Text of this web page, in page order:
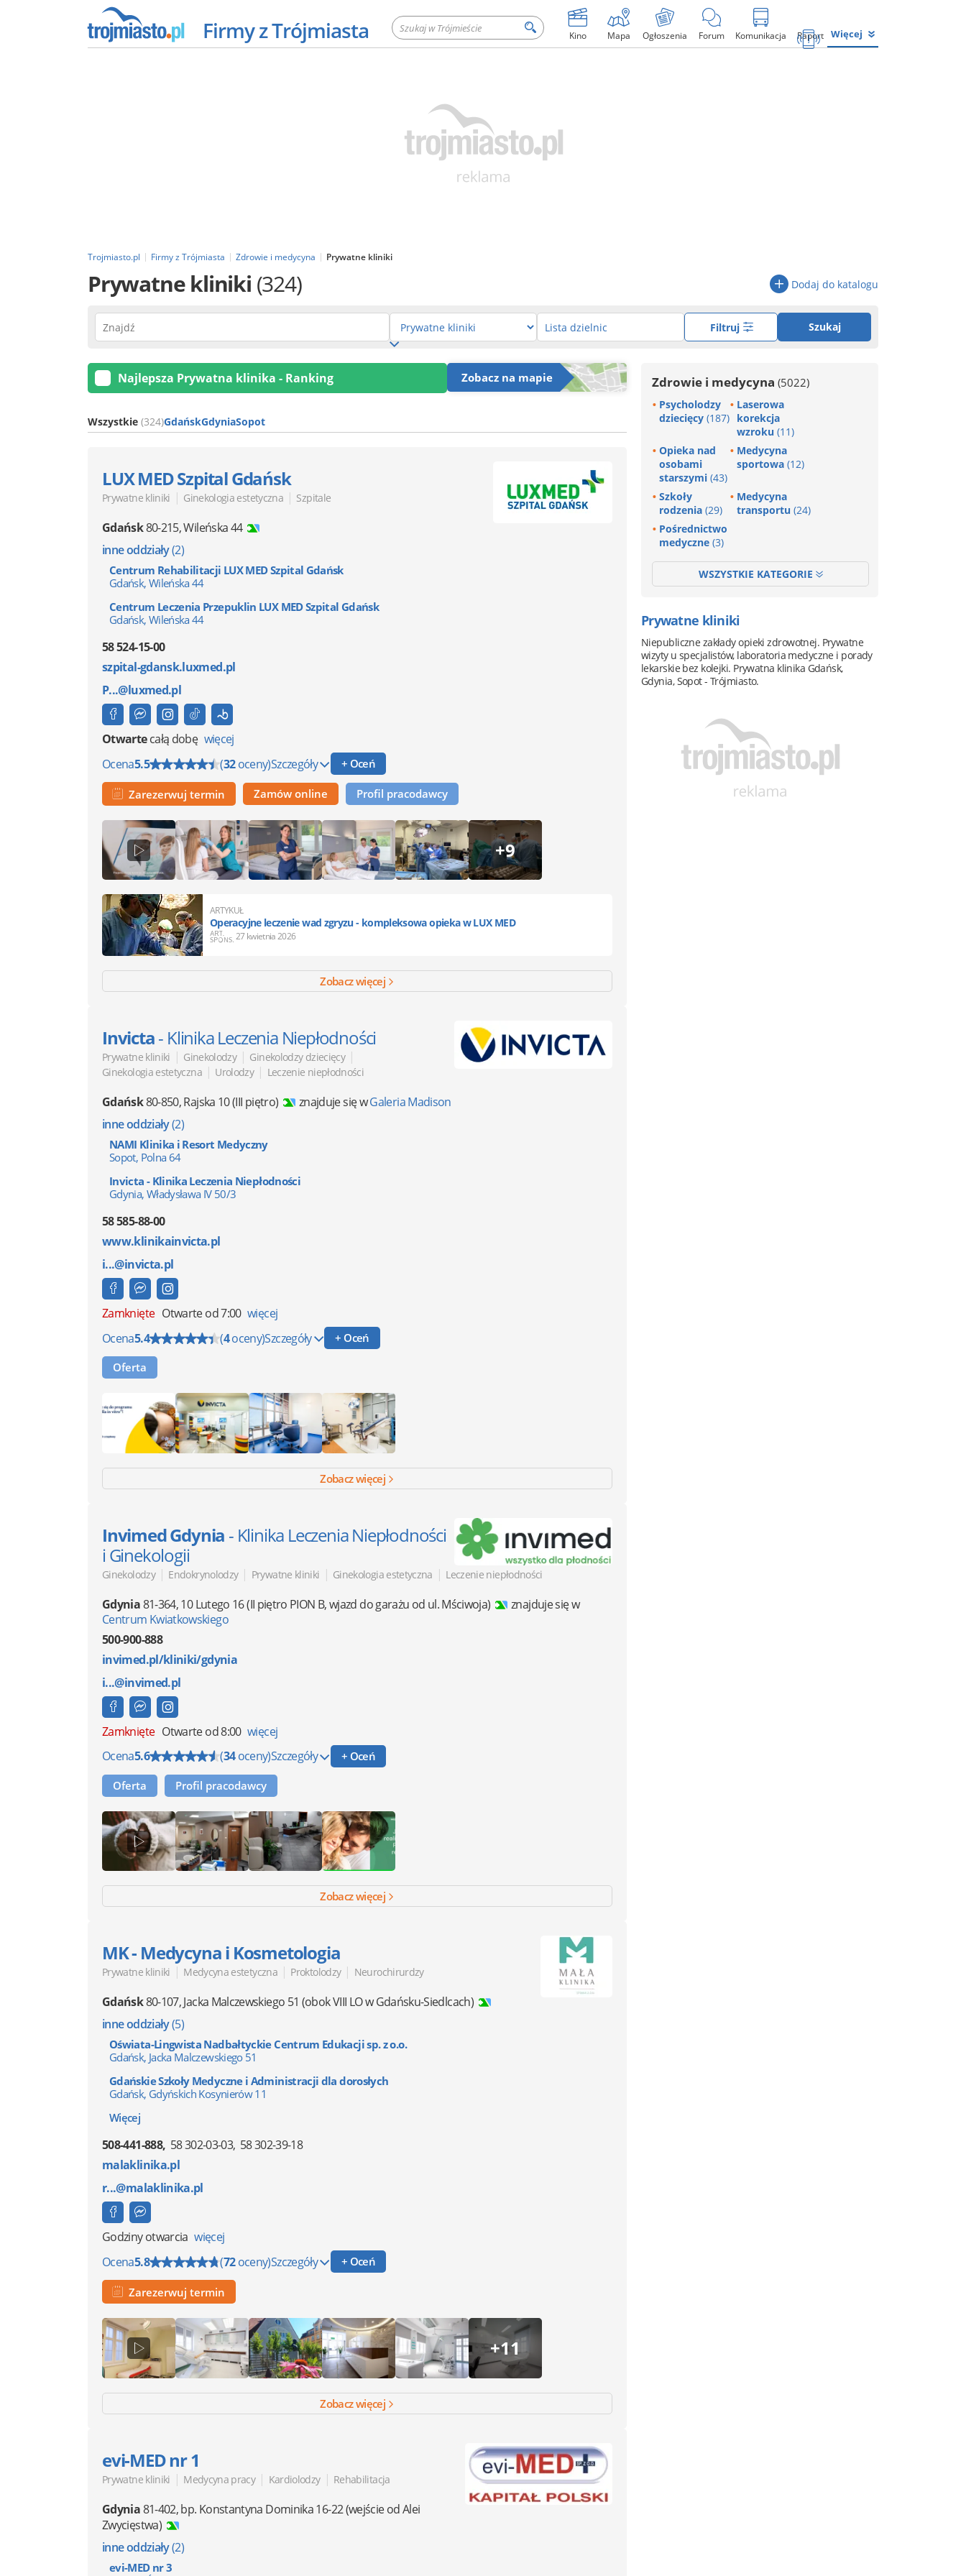
Firmy z Trójmiasta Kino Mapa Ogłoszenia Forum Komunikacja Raport Więcej
Trojmiasto.pl Firmy z Trójmiasta Zdrowie i medycyna Prywatne kliniki
Prywatne kliniki (324) Dodaj do katalogu
Filtruj Szukaj
Najlepsza Prywatna klinika - Ranking Zobacz na mapie
Wszystkie (324)GdańskGdyniaSopot
LUX MED Szpital Gdańsk
Prywatne kliniki | Ginekologia estetyczna | Szpitale
Gdańsk80-215,Wileńska 44
inne oddziały(2)
Centrum Rehabilitacji LUX MED Szpital Gdańsk
Gdańsk, Wileńska 44
Centrum Leczenia Przepuklin LUX MED Szpital Gdańsk
Gdańsk, Wileńska 44
58 524-15-00
szpital-gdansk.luxmed.pl
P...@luxmed.pl
Otwartecałą dobę więcej
Ocena5.5 (32oceny)Szczegóły + Oceń
Zarezerwuj termin Zamów online Profil pracodawcy
+9
ARTYKUŁ
Operacyjne leczenie wad zgryzu - kompleksowa opieka w LUX MED
27 kwietnia 2026
Zobacz więcej
Invicta- Klinika Leczenia Niepłodności
Prywatne kliniki | Ginekolodzy | Ginekolodzy dziecięcy |
Ginekologia estetyczna | Urolodzy | Leczenie niepłodności
Gdańsk80-850,Rajska 10(III piętro) znajduje się wGaleria Madison
inne oddziały(2)
NAMI Klinika i Resort Medyczny
Sopot, Polna 64
Invicta - Klinika Leczenia Niepłodności
Gdynia, Władysława IV 50/3
58 585-88-00
www.klinikainvicta.pl
i...@invicta.pl
Zamknięte Otwarte od 7:00 więcej
Ocena5.4 (4oceny)Szczegóły + Oceń
Oferta
Zobacz więcej
Invimed Gdynia - Klinika Leczenia Niepłodności
i Ginekologii
Ginekolodzy | Endokrynolodzy | Prywatne kliniki | Ginekologia estetyczna | Leczenie niepłodności
Gdynia81-364,10 Lutego 16(II piętro PION B, wjazd do garażu od ul. Mściwoja)
znajduje się w
Centrum Kwiatkowskiego
500-900-888
invimed.pl/kliniki/gdynia
i...@invimed.pl
Zamknięte Otwarte od 8:00 więcej
Ocena5.6 (34oceny)Szczegóły + Oceń
Oferta Profil pracodawcy
Zobacz więcej
MK - Medycyna i Kosmetologia
Prywatne kliniki | Medycyna estetyczna | Proktolodzy | Neurochirurdzy
Gdańsk80-107,Jacka Malczewskiego 51 (obok VIII LO w Gdańsku-Siedlcach)
inne oddziały(5)
Oświata-Lingwista Nadbałtyckie Centrum Edukacji sp. z o.o.
Gdańsk, Jacka Malczewskiego 51
Gdańskie Szkoły Medyczne i Administracji dla dorosłych
Gdańsk, Gdyńskich Kosynierów 11
Więcej
508-441-888 58 302-03-03 58 302-39-18
malaklinika.pl
r...@malaklinika.pl
Godziny otwarcia więcej
Ocena5.8 (72oceny)Szczegóły + Oceń
Zarezerwuj termin
+11
Zobacz więcej
evi-MED nr 1
Prywatne kliniki | Medycyna pracy | Kardiolodzy | Rehabilitacja
Gdynia81-402,bp. Konstantyna Dominika 16-22(wejście od Alei
Zwycięstwa)
inne oddziały(2)
evi-MED nr 3
Zdrowie i medycyna (5022)
Psycholodzy
dziecięcy (187)
Laserowa
korekcja
wzroku (11)
Opieka nad
osobami
starszymi (43)
Medycyna
sportowa (12)
Szkoły
rodzenia (29)
Medycyna
transportu (24)
Pośrednictwo
medyczne (3)
WSZYSTKIE KATEGORIE
Prywatne kliniki
Niepubliczne zakłady opieki zdrowotnej. Prywatne
wizyty u specjalistów, laboratoria medyczne i porady
lekarskie bez kolejki. Prywatna klinika Gdańsk,
Gdynia, Sopot - Trójmiasto.